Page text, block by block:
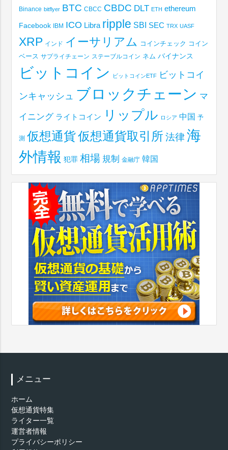
Binance bitflyer BTC CBCC CBDC DLT ETH ethereum
Facebook IBM ICO Libra ripple SBI SEC TRX UASF
XRP インド イーサリアム コインチェック コイン
ベース サプライチェーン ステーブルコイン ネム バイナンス
ビットコイン ビットコインETF ビットコイ
ンキャッシュ ブロックチェーン マ
イニング ライトコイン リップル ロシア 中国 予
測 仮想通貨仮想通貨取引所 法律 海
外情報 犯罪 相場 規制 金融庁 韓国
メニュー
ホーム
仮想通貨特集
ライター一覧
運営者情報
プライバシーポリシー